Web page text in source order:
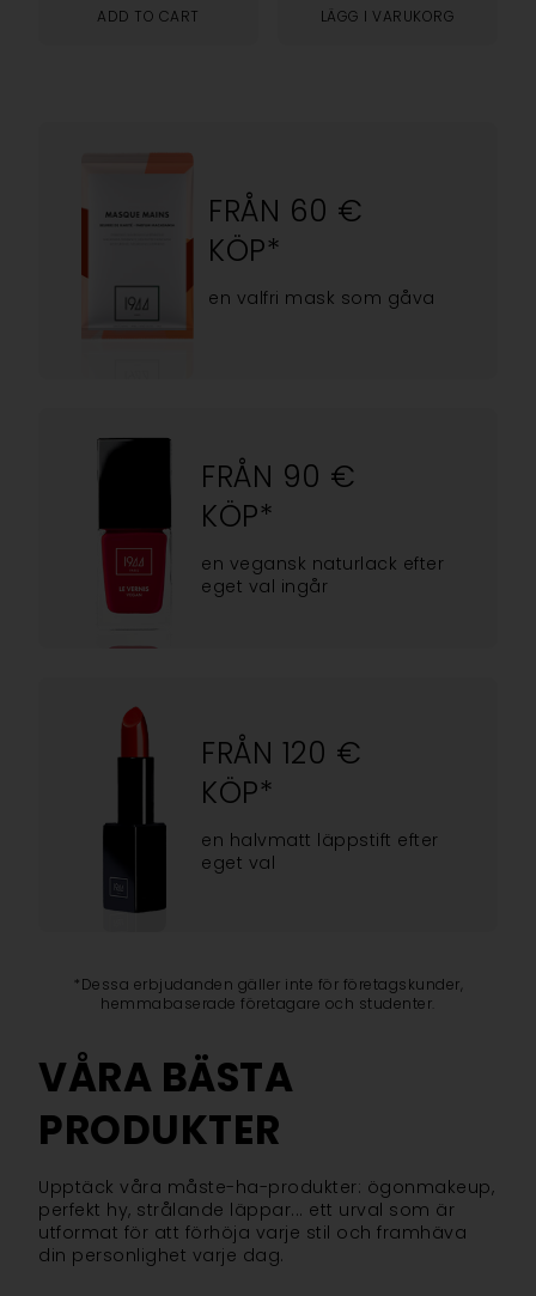
ADD TO CART LÄGG I VARUKORG
FRÅN 60 €
KÖP*
en valfri mask som gåva
FRÅN 90 €
KÖP*
en vegansk naturlack efter
eget val ingår
FRÅN 120 €
KÖP*
en halvmatt läppstift efter
eget val
*Dessa erbjudanden gäller inte för företagskunder,
hemmabaserade företagare och studenter.
VÅRA BÄSTA
PRODUKTER
Upptäck våra måste-ha-produkter: ögonmakeup,
perfekt hy, strålande läppar... ett urval som är
utformat för att förhöja varje stil och framhäva
din personlighet varje dag.